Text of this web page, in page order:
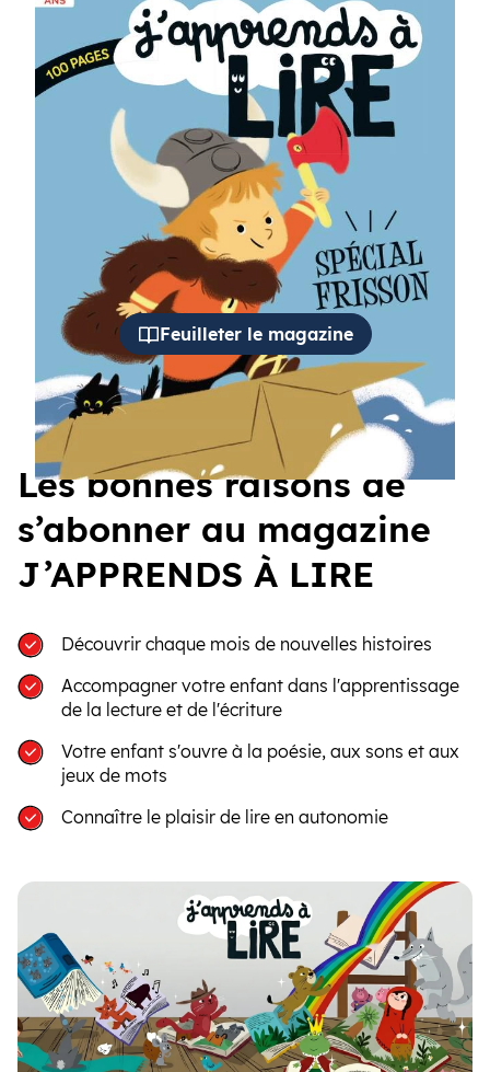
dessinée
Des autocollants
Feuilleter le magazine
Les bonnes raisons de
s’abonner au magazine
J’APPRENDS À LIRE
Découvrir chaque mois de nouvelles histoires
Accompagner votre enfant dans l'apprentissage
de la lecture et de l'écriture
Votre enfant s'ouvre à la poésie, aux sons et aux
jeux de mots
Connaître le plaisir de lire en autonomie